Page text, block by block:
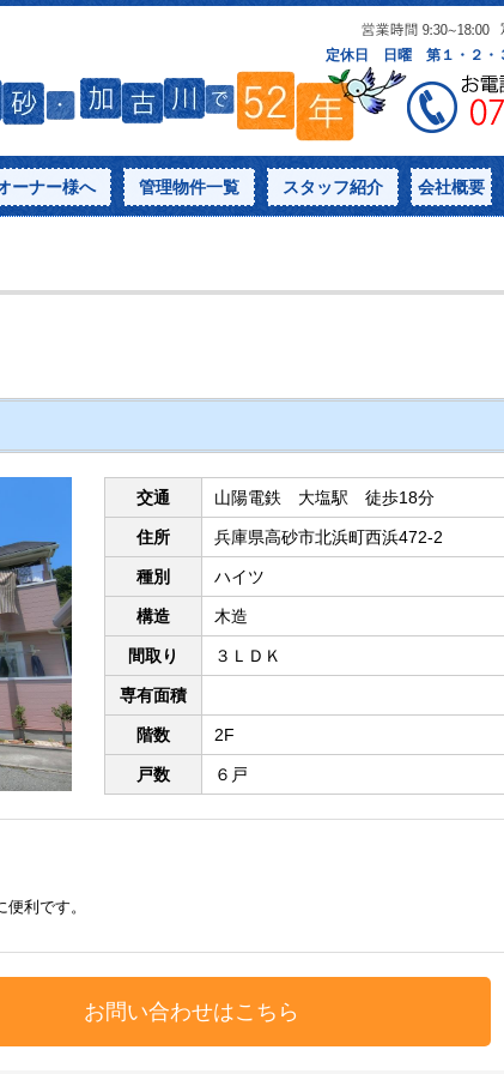
ーナー様へ 管理物件一覧 スタッフ紹介 会社概要
交通 山陽電鉄 大塩駅 徒歩18分
住所 兵庫県高砂市北浜町西浜472-2
種別 ハイツ
構造 木造
間取り ３ＬＤＫ
専有面積
階数 2F
戸数 ６戸
利です。
お問い合わせはこちら